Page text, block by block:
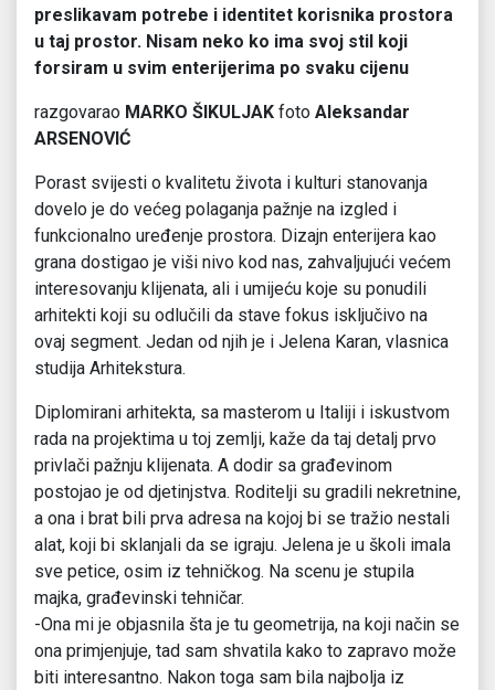
preslikavam potrebe i identitet korisnika prostora
u taj prostor. Nisam neko ko ima svoj stil koji
forsiram u svim enterijerima po svaku cijenu
razgovarao MARKO ŠIKULJAK foto Aleksandar
ARSENOVIĆ
Porast svijesti o kvalitetu života i kulturi stanovanja
dovelo je do većeg polaganja pažnje na izgled i
funkcionalno uređenje prostora. Dizajn enterijera kao
grana dostigao je viši nivo kod nas, zahvaljujući većem
interesovanju klijenata, ali i umijeću koje su ponudili
arhitekti koji su odlučili da stave fokus isključivo na
ovaj segment. Jedan od njih je i Jelena Karan, vlasnica
studija Arhitekstura.
Diplomirani arhitekta, sa masterom u Italiji i iskustvom
rada na projektima u toj zemlji, kaže da taj detalj prvo
privlači pažnju klijenata. A dodir sa građevinom
postojao je od djetinjstva. Roditelji su gradili nekretnine,
a ona i brat bili prva adresa na kojoj bi se tražio nestali
alat, koji bi sklanjali da se igraju. Jelena je u školi imala
sve petice, osim iz tehničkog. Na scenu je stupila
majka, građevinski tehničar.
-Ona mi je objasnila šta je tu geometrija, na koji način se
ona primjenjuje, tad sam shvatila kako to zapravo može
biti interesantno. Nakon toga sam bila najbolja iz